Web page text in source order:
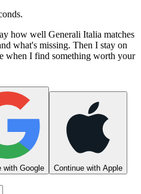
how well Generali Italia matches
what's missing. Then I stay on
when I find something worth your
with Google Continue with Apple